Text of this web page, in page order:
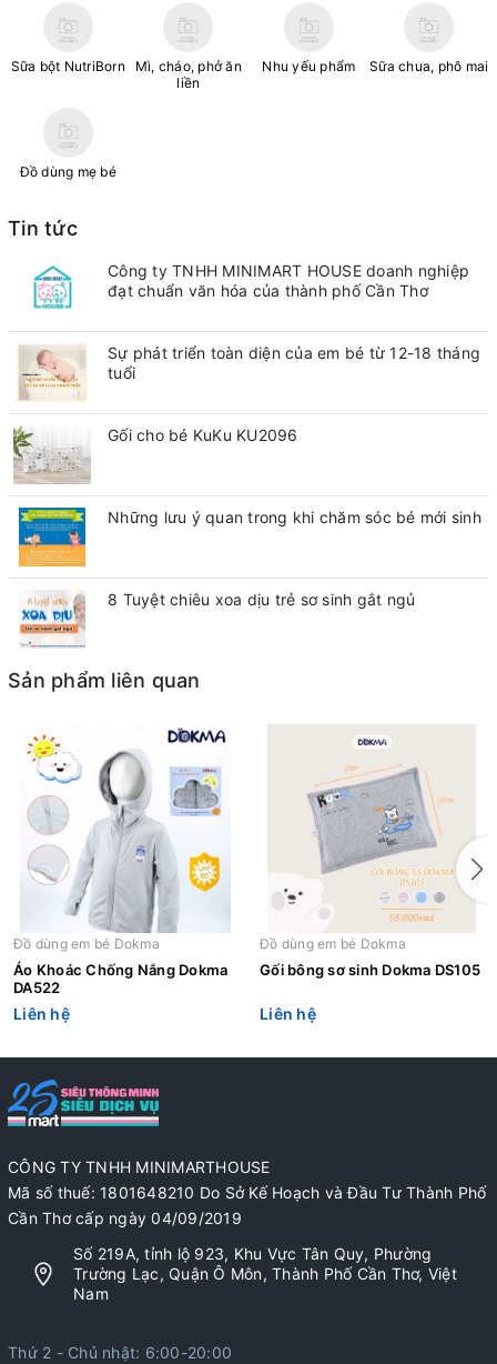
Sữa bột NutriBorn
Mì, cháo, phở ăn
liền
Nhu yếu phẩm Sữa chua, phô mai
Đồ dùng mẹ bé
Tin tức
Công ty TNHH MINIMART HOUSE doanh nghiệp
đạt chuẩn văn hóa của thành phố Cần Thơ
Sự phát triển toàn diện của em bé từ 12-18 tháng
tuổi
Gối cho bé KuKu KU2096
Những lưu ý quan trong khi chăm sóc bé mới sinh
8 Tuyệt chiêu xoa dịu trẻ sơ sinh gắt ngủ
Sản phẩm liên quan
Đồ dùng em bé Dokma
Áo Khoác Chống Nắng Dokma
DA522
Liên hệ
Đồ dùng em bé Dokma
Gối bông sơ sinh Dokma DS105
Liên hệ
CÔNG TY TNHH MINIMARTHOUSE
Mã số thuế: 1801648210 Do Sở Kế Hoạch và Đầu Tư Thành Phố
Cần Thơ cấp ngày 04/09/2019
Số 219A, tỉnh lộ 923, Khu Vực Tân Quy, Phường
Trường Lạc, Quận Ô Môn, Thành Phố Cần Thơ, Việt
Nam
Thứ 2 - Chủ nhật: 6:00-20:00